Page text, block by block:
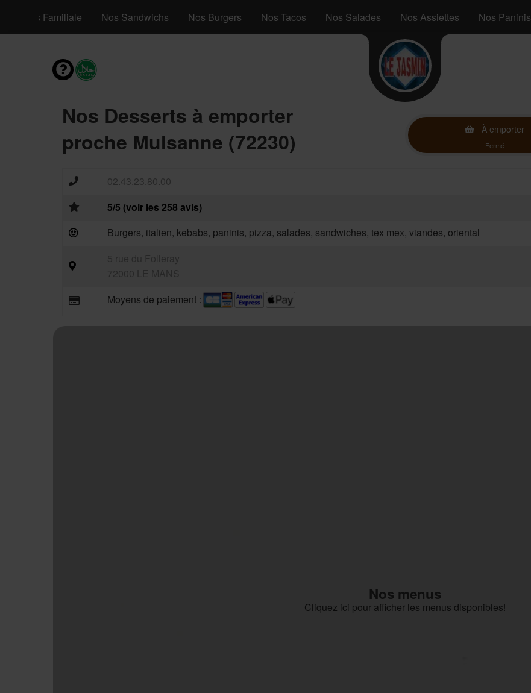
Pizzas Familiale Nos Sandwichs Nos Burgers Nos Tacos Nos Salades Nos Assiettes Nos Paninis
Nos Desserts à emporter
proche Mulsanne (72230)
À emporter
Fermé
02.43.23.80.00
5/5 (voir les 258 avis)
Burgers, italien, kebabs, paninis, pizza, salades, sandwiches, tex mex, viandes, oriental
Moyens de paiement :
Nos menus
Cliquez ici pour afficher les menus disponibles!